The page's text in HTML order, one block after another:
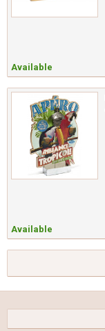
Available
Available